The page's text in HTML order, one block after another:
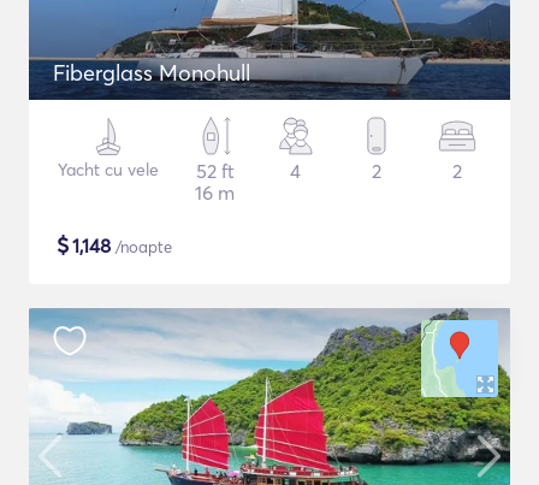
Fiberglass Monohull
Yacht cu vele
52 ft
16 m
4 2 2
$1,148 /noapte